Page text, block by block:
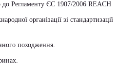
до Регламенту ЄС 1907/2006 REACH
організації зі стандартизації
походження.